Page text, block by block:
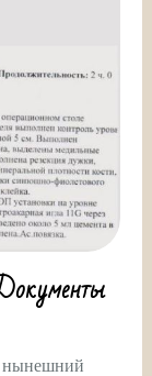
нынешний